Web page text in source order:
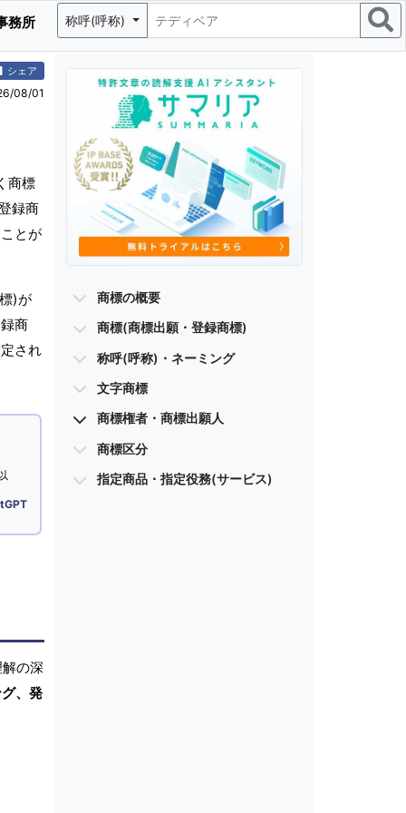
務所 称呼(呼称)
シェア
08/01
商標
録商
とが
)が
商
され
の深
、発
商標の概要
商標(商標出願・登録商標)
称呼(呼称)・ネーミング
文字商標
商標権者・商標出願人
商標区分
指定商品・指定役務(サービス)